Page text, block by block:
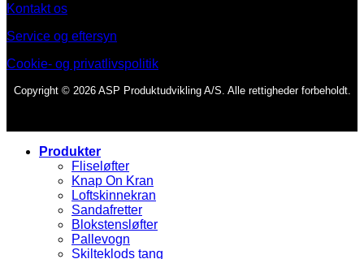
Kontakt os
Service og eftersyn
Cookie- og privatlivspolitik
Copyright © 2026 ASP Produktudvikling A/S. Alle rettigheder forbeholdt.
Produkter
Fliseløfter
Knap On Kran
Loftskinnekran
Sandafretter
Blokstensløfter
Pallevogn
Skilteklods tang